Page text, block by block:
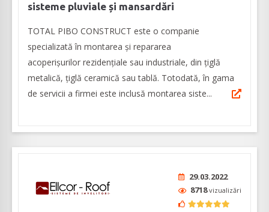
sisteme pluviale și mansardări
TOTAL PIBO CONSTRUCT este o companie
specializată în montarea și repararea
acoperișurilor rezidențiale sau industriale, din țiglă
metalică, țiglă ceramică sau tablă. Totodată, în gama
de servicii a firmei este inclusă montarea siste...
29.03.2022
8718vizualizări